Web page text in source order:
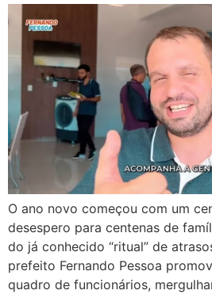
O ano novo começou com um
desespero para centenas de
do já conhecido “ritual” de
prefeito Fernando Pessoa
quadro de funcionários,